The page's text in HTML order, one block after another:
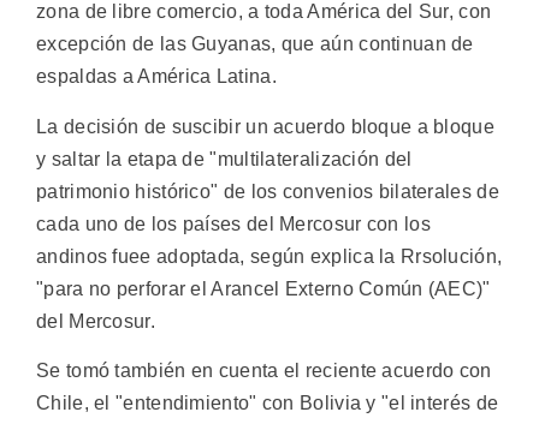
zona de libre comercio, a toda América del Sur, con
excepción de las Guyanas, que aún continuan de
espaldas a América Latina.
La decisión de suscibir un acuerdo bloque a bloque
y saltar la etapa de "multilateralización del
patrimonio histórico" de los convenios bilaterales de
cada uno de los países del Mercosur con los
andinos fuee adoptada, según explica la Rrsolución,
"para no perforar el Arancel Externo Común (AEC)"
del Mercosur.
Se tomó también en cuenta el reciente acuerdo con
Chile, el "entendimiento" con Bolivia y "el interés de